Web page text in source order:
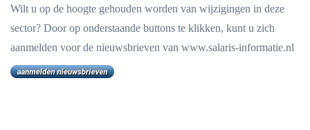
Wilt u op de hoogte gehouden worden van wijzigingen in deze
sector? Door op onderstaande buttons te klikken, kunt u zich
aanmelden voor de nieuwsbrieven van www.salaris-informatie.nl